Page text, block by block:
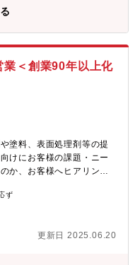
? 日本の主要電子電機メー
・化学品の提案営業を通
イチェーンの架け橋とな
案が可能? グローバル企
オを活用した営業【グロ
】〇コベストロは、全世
バルカンパニーとしてバ
必要な資金調達を自社で
業に注力しています。ま
業＜創業90年以上化
塗料、表面処理剤等の提
けにお客様の課題・ニー
か、お客様へヒアリング
営業・顧客の課題・用途
開発部門と連携し、塗料
装条件や評価結果に関す
産導入における立ち合い
ず
更新日 2025.06.20